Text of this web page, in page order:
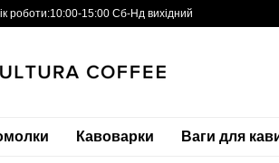
роботи:10:00-15:00 Сб-Нд вихідний
Кавоварки Ваги для